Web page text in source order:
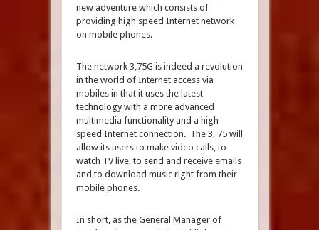
new adventure which consists of
providing high speed Internet network
on mobile phones.
The network 3,75G is indeed a revolution
in the world of Internet access via
mobiles in that it uses the latest
technology with a more advanced
multimedia functionality and a high
speed Internet connection. The 3, 75 will
allow its users to make video calls, to
watch TV live, to send and receive emails
and to download music right from their
mobile phones.
In short, as the General Manager of